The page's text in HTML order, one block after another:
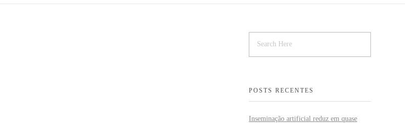
POSTS RECENTES
Inseminação artificial reduz em quase